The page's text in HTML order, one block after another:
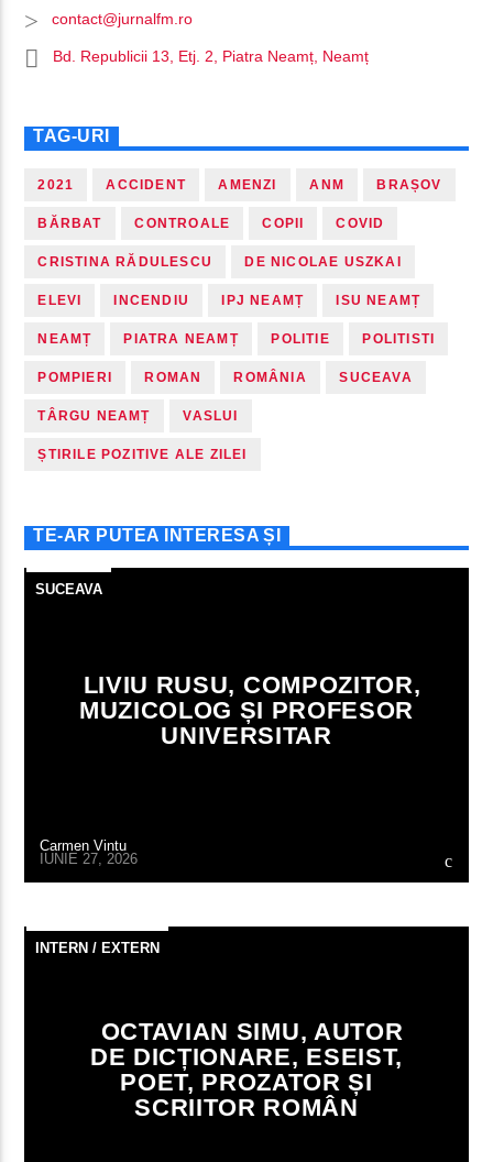
contact@jurnalfm.ro
Bd. Republicii 13, Etj. 2, Piatra Neamț, Neamț
TAG-URI
2021 ACCIDENT AMENZI ANM BRAȘOV
BĂRBAT CONTROALE COPII COVID
CRISTINA RĂDULESCU DE NICOLAE USZKAI
ELEVI INCENDIU IPJ NEAMȚ ISU NEAMȚ
NEAMȚ PIATRA NEAMȚ POLITIE POLITISTI
POMPIERI ROMAN ROMÂNIA SUCEAVA
TÂRGU NEAMȚ VASLUI
ȘTIRILE POZITIVE ALE ZILEI
TE-AR PUTEA INTERESA ȘI
SUCEAVA
LIVIU RUSU, COMPOZITOR,
MUZICOLOG ȘI PROFESOR
UNIVERSITAR
Carmen Vintu
IUNIE 27, 2026
INTERN / EXTERN
OCTAVIAN SIMU, AUTOR
DE DICȚIONARE, ESEIST,
POET, PROZATOR ȘI
SCRIITOR ROMÂN